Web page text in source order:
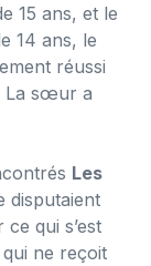
15 ans, et le
14 ans, le
réussi
La sœur a
Les
disputaient
qui s’est
qui ne reçoit